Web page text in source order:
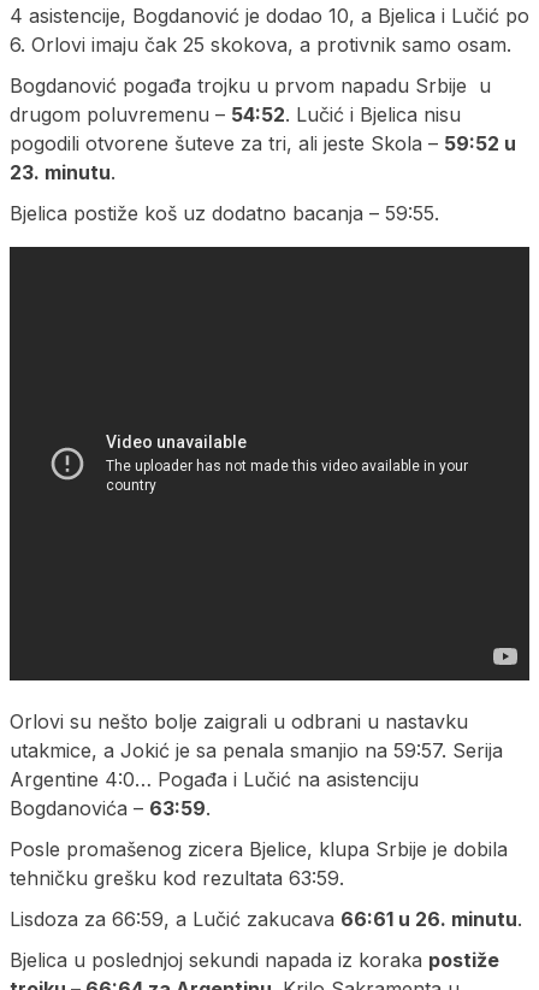
4 asistencije, Bogdanović je dodao 10, a Bjelica i Lučić po
6. Orlovi imaju čak 25 skokova, a protivnik samo osam.
Bogdanović pogađa trojku u prvom napadu Srbije u
drugom poluvremenu – 54:52. Lučić i Bjelica nisu
pogodili otvorene šuteve za tri, ali jeste Skola – 59:52 u
23. minutu.
Bjelica postiže koš uz dodatno bacanja – 59:55.
Orlovi su nešto bolje zaigrali u odbrani u nastavku
utakmice, a Jokić je sa penala smanjio na 59:57. Serija
Argentine 4:0… Pogađa i Lučić na asistenciju
Bogdanovića – 63:59.
Posle promašenog zicera Bjelice, klupa Srbije je dobila
tehničku grešku kod rezultata 63:59.
Lisdoza za 66:59, a Lučić zakucava 66:61 u 26. minutu.
Bjelica u poslednjoj sekundi napada iz koraka postiže